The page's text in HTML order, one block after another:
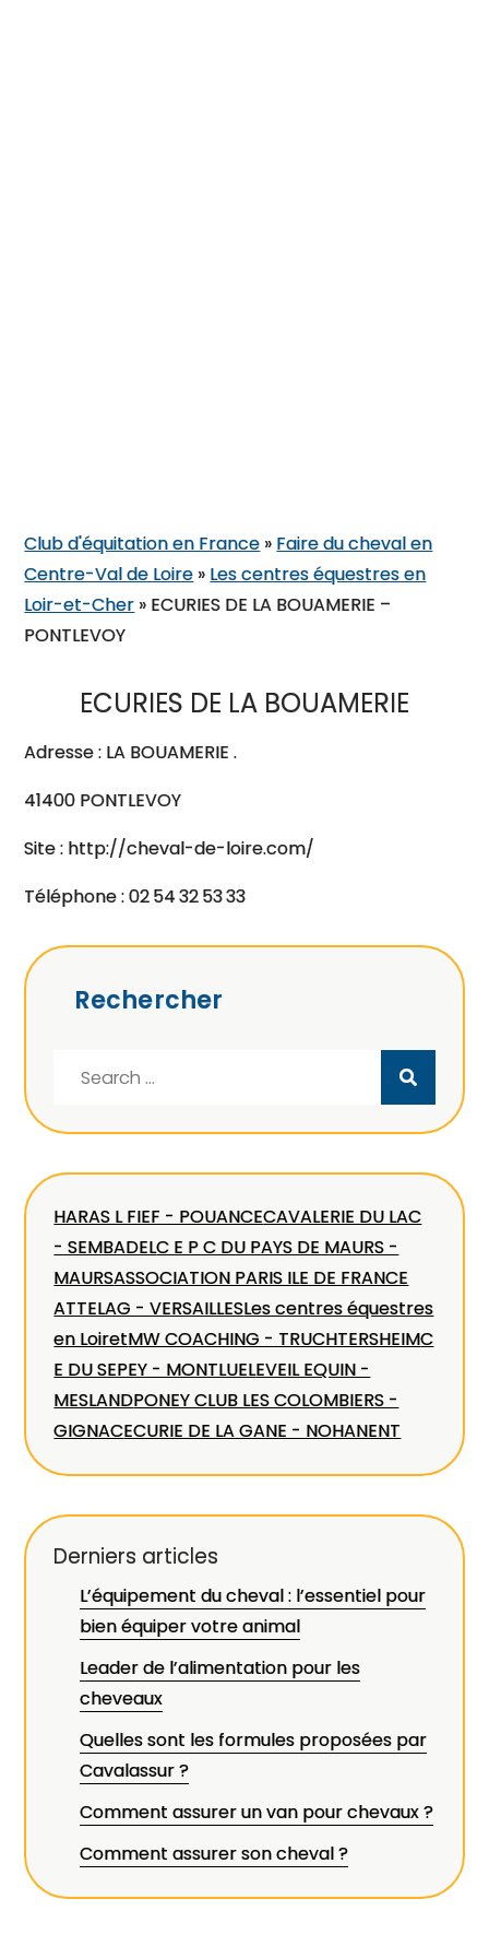
Club d'équitation en France » Faire du cheval en
Centre-Val de Loire » Les centres équestres en
Loir-et-Cher » ECURIES DE LA BOUAMERIE –
PONTLEVOY
ECURIES DE LA BOUAMERIE
Adresse : LA BOUAMERIE .
41400 PONTLEVOY
Site : http://cheval-de-loire.com/
Téléphone : 02 54 32 53 33
Rechercher
HARAS L FIEF - POUANCECAVALERIE DU LAC
- SEMBADELC E P C DU PAYS DE MAURS -
MAURSASSOCIATION PARIS ILE DE FRANCE
ATTELAG - VERSAILLESLes centres équestres
en LoiretMW COACHING - TRUCHTERSHEIMC
E DU SEPEY - MONTLUELEVEIL EQUIN -
MESLANDPONEY CLUB LES COLOMBIERS -
GIGNACECURIE DE LA GANE - NOHANENT
Derniers articles
L’équipement du cheval : l’essentiel pour
bien équiper votre animal
Leader de l’alimentation pour les
cheveaux
Quelles sont les formules proposées par
Cavalassur ?
Comment assurer un van pour chevaux ?
Comment assurer son cheval ?